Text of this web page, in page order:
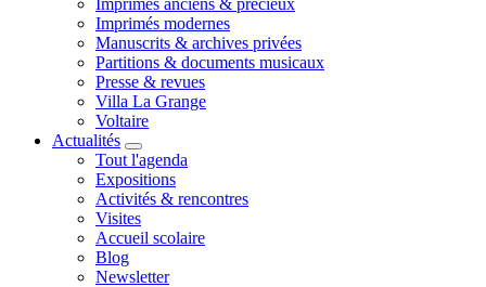
Imprimés modernes
Manuscrits & archives privées
Partitions & documents musicaux
Presse & revues
Villa La Grange
Voltaire
Actualités
Tout l'agenda
Expositions
Activités & rencontres
Visites
Accueil scolaire
Blog
Newsletter